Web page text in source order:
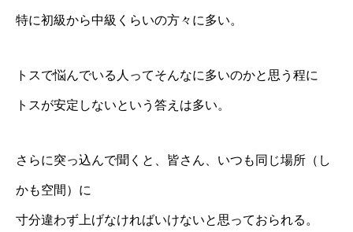
特に初級から中級くらいの方々に多い。
トスで悩んでいる人ってそんなに多いのかと思う程に
トスが安定しないという答えは多い。
さらに突っ込んで聞くと、皆さん、いつも同じ場所（し
かも空間）に
寸分違わず上げなければいけないと思っておられる。